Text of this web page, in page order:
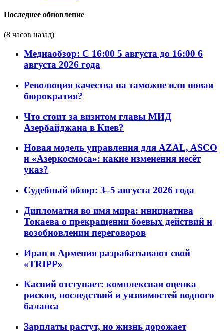
Последнее обновление
(8 часов назад)
Медиаобзор: С 16:00 5 августа до 16:00 6
августа 2026 года
Революция качества на таможне или новая
бюрократия?
Что стоит за визитом главы МИД
Азербайджана в Киев?
Новая модель управления для AZAL, ASCO
и «Азеркосмоса»: какие изменения несёт
указ?
Судебный обзор: 3–5 августа 2026 года
Дипломатия во имя мира: инициатива
Токаева о прекращении боевых действий и
возобновлении переговоров
Иран и Армения разрабатывают свой
«TRIPP»
Каспий отступает: комплексная оценка
рисков, последствий и уязвимостей водного
баланса
Зарплаты растут, но жизнь дорожает